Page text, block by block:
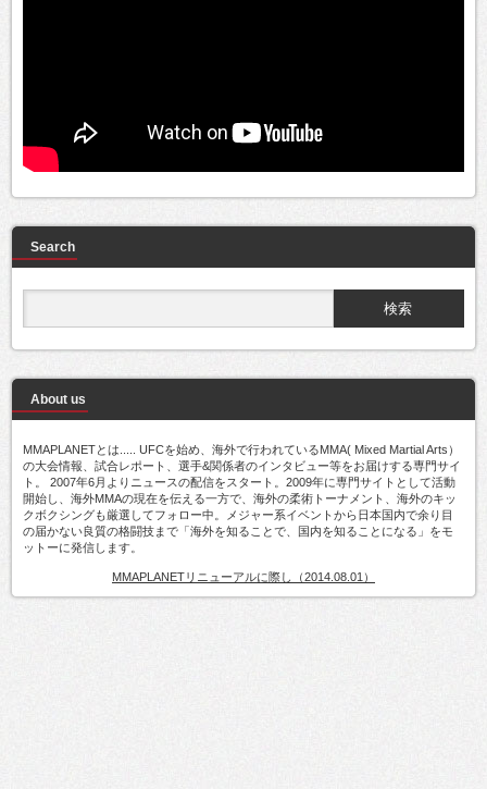
Search
About us
MMAPLANETとは..... UFCを始め、海外で行われているMMA( Mixed Martial Arts）
の大会情報、試合レポート、選手&関係者のインタビュー等をお届けする専門サイ
ト。 2007年6月よりニュースの配信をスタート。2009年に専門サイトとして活動
開始し、海外MMAの現在を伝える一方で、海外の柔術トーナメント、海外のキッ
クボクシングも厳選してフォロー中。メジャー系イベントから日本国内で余り目
の届かない良質の格闘技まで「海外を知ることで、国内を知ることになる」をモ
ットーに発信します。
MMAPLANETリニューアルに際し（2014.08.01）